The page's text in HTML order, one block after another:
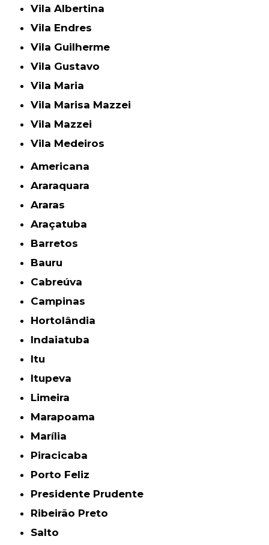
Vila Albertina
Vila Endres
Vila Guilherme
Vila Gustavo
Vila Maria
Vila Marisa Mazzei
Vila Mazzei
Vila Medeiros
Americana
Araraquara
Araras
Araçatuba
Barretos
Bauru
Cabreúva
Campinas
Hortolândia
Indaiatuba
Itu
Itupeva
Limeira
Marapoama
Marília
Piracicaba
Porto Feliz
Presidente Prudente
Ribeirão Preto
Salto